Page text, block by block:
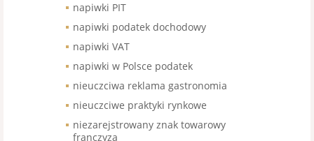
napiwki PIT
napiwki podatek dochodowy
napiwki VAT
napiwki w Polsce podatek
nieuczciwa reklama gastronomia
nieuczciwe praktyki rynkowe
niezarejstrowany znak towarowy
franczyza